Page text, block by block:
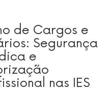
de Cargos e
Segurança
e
nas IES